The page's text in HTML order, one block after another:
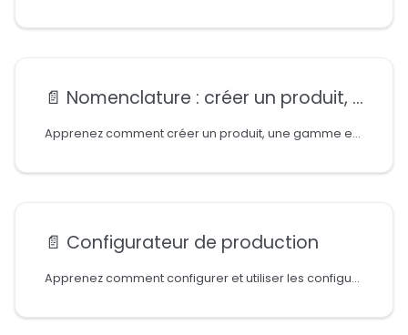
📄️ Nomenclature : créer un produit, une nomenclature et une gamme
Apprenez comment créer un produit, une gamme et une nomenclaure
📄️ Configurateur de production
Apprenez comment configurer et utiliser les configurateurs